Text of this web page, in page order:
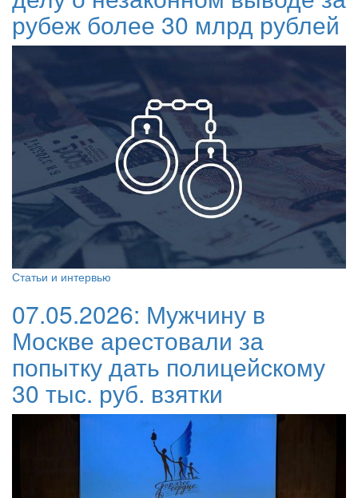
рубеж более 30 млрд рублей
Статьи и интервью
07.05.2026: Мужчину в
Москве арестовали за
попытку дать полицейскому
30 тыс. руб. взятки